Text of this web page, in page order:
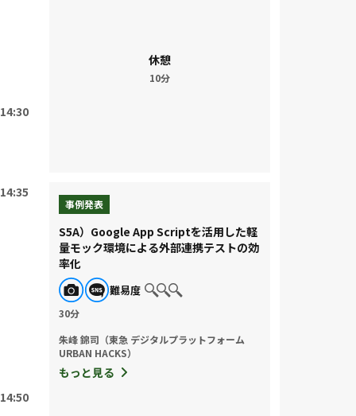
14:30
14:35
14:50
事例発表
S5A）Google App Scriptを活用した軽
量モック環境による外部連携テストの効
率化
難易度
30分
朱峰 錦司（東急 デジタルプラットフォーム
URBAN HACKS）
もっと見る
休憩
10分